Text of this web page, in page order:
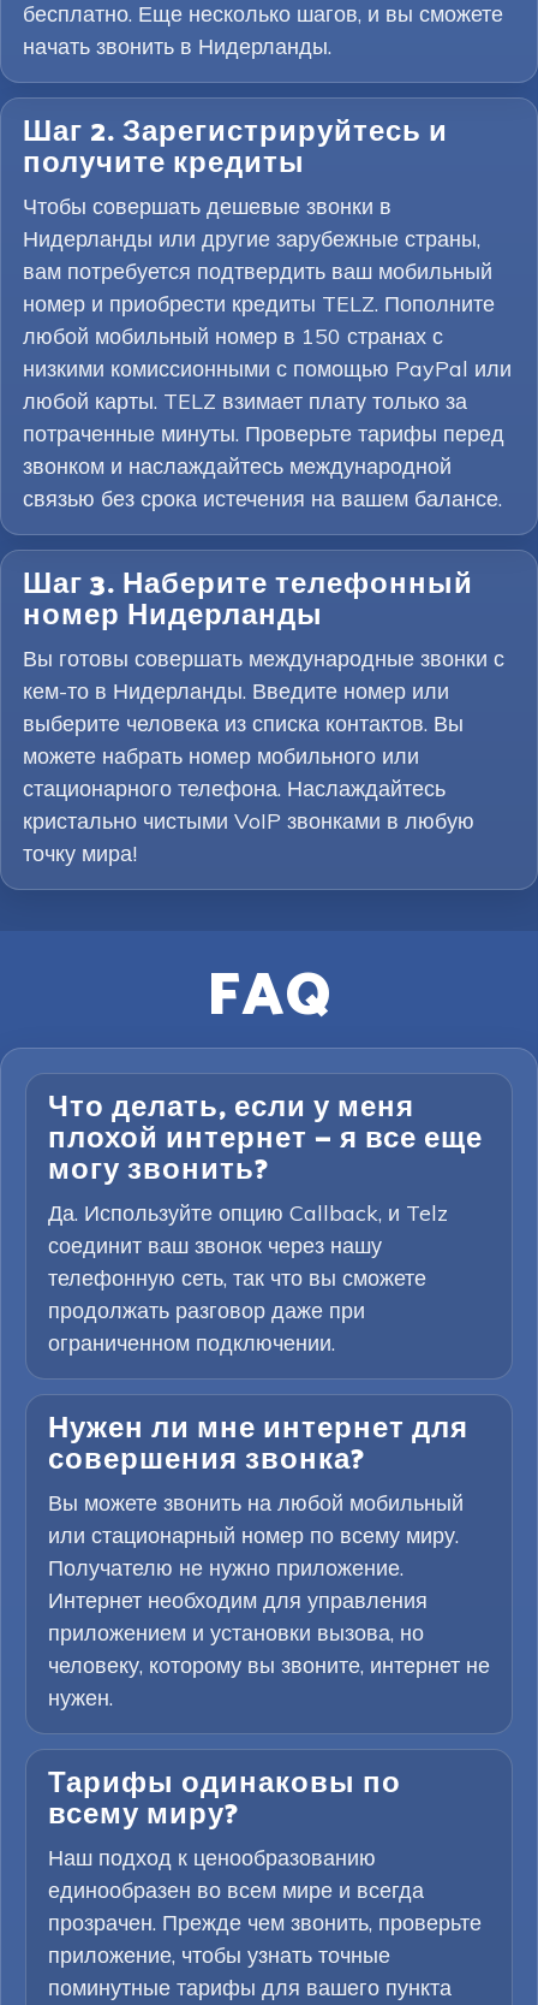
бесплатно. Еще несколько шагов, и вы сможете
начать звонить в Нидерланды.
Шаг 2. Зарегистрируйтесь и
получите кредиты
Чтобы совершать дешевые звонки в
Нидерланды или другие зарубежные страны,
вам потребуется подтвердить ваш мобильный
номер и приобрести кредиты TELZ. Пополните
любой мобильный номер в 150 странах с
низкими комиссионными с помощью PayPal или
любой карты. TELZ взимает плату только за
потраченные минуты. Проверьте тарифы перед
звонком и наслаждайтесь международной
связью без срока истечения на вашем балансе.
Шаг 3. Наберите телефонный
номер Нидерланды
Вы готовы совершать международные звонки с
кем-то в Нидерланды. Введите номер или
выберите человека из списка контактов. Вы
можете набрать номер мобильного или
стационарного телефона. Наслаждайтесь
кристально чистыми VoIP звонками в любую
точку мира!
FAQ
Что делать, если у меня
плохой интернет — я все еще
могу звонить?
Да. Используйте опцию Callback, и Telz
соединит ваш звонок через нашу
телефонную сеть, так что вы сможете
продолжать разговор даже при
ограниченном подключении.
Нужен ли мне интернет для
совершения звонка?
Вы можете звонить на любой мобильный
или стационарный номер по всему миру.
Получателю не нужно приложение.
Интернет необходим для управления
приложением и установки вызова, но
человеку, которому вы звоните, интернет не
нужен.
Тарифы одинаковы по
всему миру?
Наш подход к ценообразованию
единообразен во всем мире и всегда
прозрачен. Прежде чем звонить, проверьте
приложение, чтобы узнать точные
поминутные тарифы для вашего пункта